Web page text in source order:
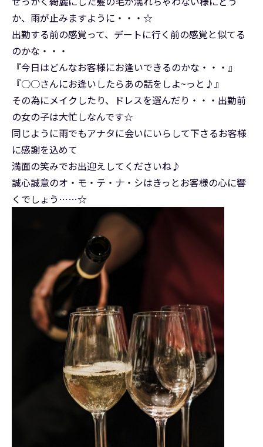
か、雨が止みますように・・・☆
出勤する前の感覚って、デートに行く前の感覚と似てる
のかな・・・
『今日はどんなお客様にお逢いできるのかな・・・』
『○○さんにお逢いしたらあの話をしよ~っと♪』
その為にメイクしたり、ドレスを選んだり・・・出勤前
の女の子は大忙しなんです☆
同じように雨でもアナタに会いにいらして下さるお客様
に感謝を込めて
満面の笑みでお出迎えしてくださいね♪
誠心誠意のオ・モ・テ・ナ・シはきっとお客様の心に響
くでしょう……☆